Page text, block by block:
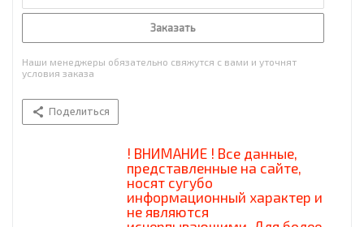
Заказать
Наши менеджеры обязательно свяжутся с вами и уточнят
условия заказа
Поделиться
! ВНИМАНИЕ ! Все данные,
представленные на сайте,
носят сугубо
информационный характер и
не являются